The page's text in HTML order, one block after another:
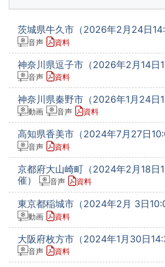
茨城県牛久市（2026年2月24日
音声 資料
神奈川県逗子市（2026年2月14日
音声 資料
神奈川県秦野市（2026年1月24日
動画 音声 資料
高知県香美市（2024年7月27日
音声 資料
京都府大山崎町（2024年2月18日
催）
音声 資料
東京都稲城市（2024年2月 3日
動画 資料
大阪府枚方市（2024年1月30日
音声 資料